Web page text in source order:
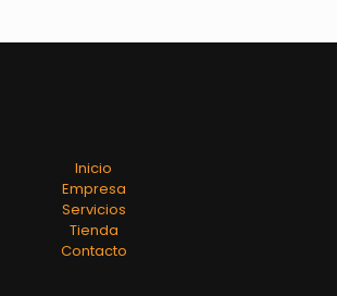
Inicio
Empresa
Servicios
Tienda
Contacto